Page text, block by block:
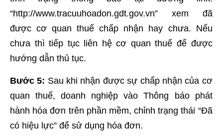
“http://www.tracuuhoadon.gdt.gov.vn” xem đã
được cơ quan thuế chấp nhận hay chưa. Nếu
chưa thì tiếp tục liên hệ cơ quan thuế để được
hướng dẫn thủ tục.
Bước 5: Sau khi nhận được sự chấp nhận của cơ
quan thuế, doanh nghiệp vào Thông báo phát
hành hóa đơn trên phần mềm, chỉnh trạng thái “Đã
có hiệu lực” để sử dụng hóa đơn.